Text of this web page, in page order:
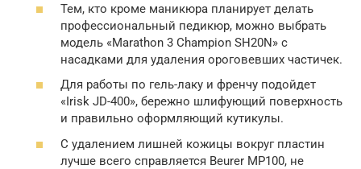
Тем, кто кроме маникюра планирует делать
профессиональный педикюр, можно выбрать
модель «Marathon 3 Champion SH20N» с
насадками для удаления ороговевших частичек.
Для работы по гель-лаку и френчу подойдет
«Irisk JD-400», бережно шлифующий поверхность
и правильно оформляющий кутикулы.
С удалением лишней кожицы вокруг пластин
лучше всего справляется Beurer MP100, не